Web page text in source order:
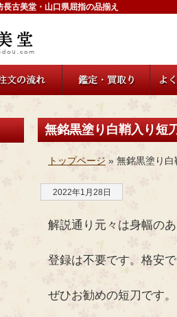
古美堂・山口県屈指の品揃え
無銘黒塗り白鞘入り短
トップページ » 無銘黒塗り
2022年1月28日
解説通り元々は身幅の
登録は不要です。格安
ぜひお勧めの短刀です。